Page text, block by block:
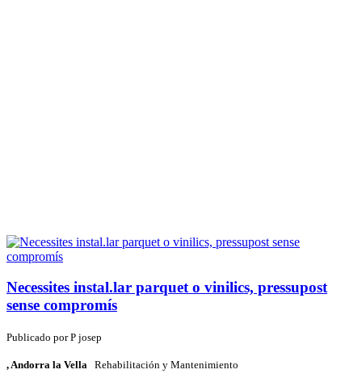
Necessites instal.lar parquet o vinilics, pressupost
sense compromís
Publicado porP josep
, Andorra la Vella Rehabilitación y Mantenimiento